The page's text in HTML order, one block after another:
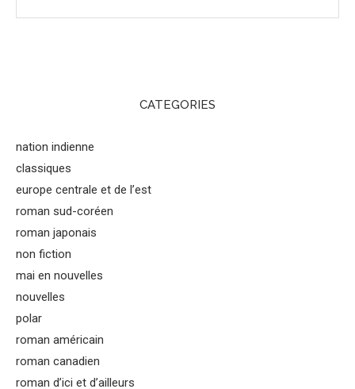
CATEGORIES
nation indienne
classiques
europe centrale et de l’est
roman sud-coréen
roman japonais
non fiction
mai en nouvelles
nouvelles
polar
roman américain
roman canadien
roman d’ici et d’ailleurs